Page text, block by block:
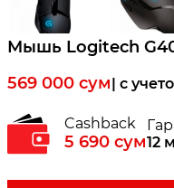
Мышь Logitech
569 000 сум| c
Cashback
5 690 сум12